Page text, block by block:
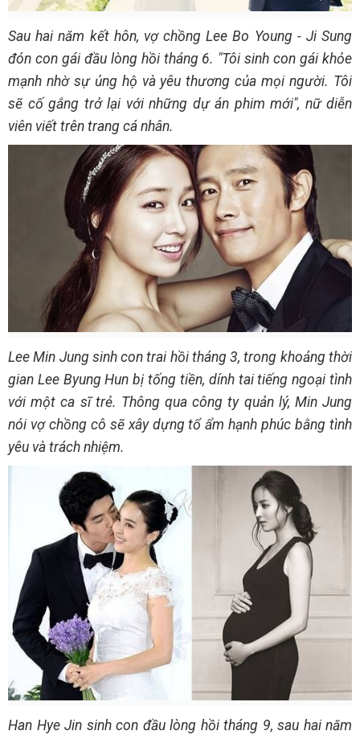
Sau hai năm kết hôn, vợ chồng Lee Bo Young - Ji Sung
đón con gái đầu lòng hồi tháng 6. "Tôi sinh con gái khỏe
mạnh nhờ sự ủng hộ và yêu thương của mọi người. Tôi
sẽ cố gắng trở lại với những dự án phim mới", nữ diễn
viên viết trên trang cá nhân.
Lee Min Jung sinh con trai hồi tháng 3, trong khoảng thời
gian Lee Byung Hun bị tống tiền, dính tai tiếng ngoại tình
với một ca sĩ trẻ. Thông qua công ty quản lý, Min Jung
nói vợ chồng cô sẽ xây dựng tổ ẩm hạnh phúc bằng tình
yêu và trách nhiệm.
Han Hye Jin sinh con đầu lòng hồi tháng 9, sau hai năm